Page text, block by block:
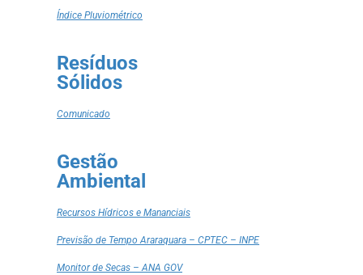
Índice Pluviométrico
Resíduos
Sólidos
Comunicado
Gestão
Ambiental
Recursos Hídricos e Mananciais
Previsão de Tempo Araraquara – CPTEC – INPE
Monitor de Secas – ANA GOV